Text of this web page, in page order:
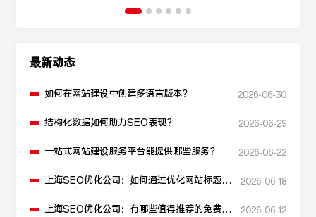
最新动态
如何在网站建设中创建多语言版本？ 2026-06-30
结构化数据如何助力SEO表现？ 2026-06-29
一站式网站建设服务平台能提供哪些服务？ 2026-06-22
上海SEO优化公司：如何通过优化网站标题提
2026-06-18
上海SEO优化公司：有哪些值得推荐的免费
2026-06-12